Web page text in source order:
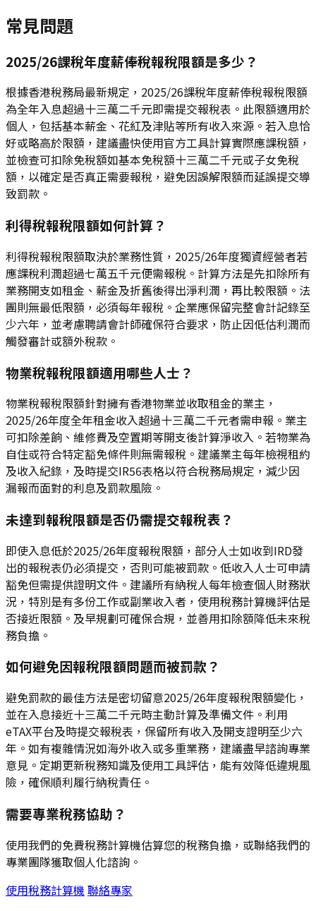
常見問題
2025/26課稅年度薪俸稅報稅限額是多少？
根據香港稅務局最新規定，2025/26課稅年度薪俸稅報稅限額
為全年入息超過十三萬二千元即需提交報稅表。此限額適用於
個人，包括基本薪金、花紅及津貼等所有收入來源。若入息恰
好或略高於限額，建議盡快使用官方工具計算實際應課稅額，
並檢查可扣除免稅額如基本免稅額十三萬二千元或子女免稅
額，以確定是否真正需要報稅，避免因誤解限額而延誤提交導
致罰款。
利得稅報稅限額如何計算？
利得稅報稅限額取決於業務性質，2025/26年度獨資經營者若
應課稅利潤超過七萬五千元便需報稅。計算方法是先扣除所有
業務開支如租金、薪金及折舊後得出淨利潤，再比較限額。法
團則無最低限額，必須每年報稅。企業應保留完整會計記錄至
少六年，並考慮聘請會計師確保符合要求，防止因低估利潤而
觸發審計或額外稅款。
物業稅報稅限額適用哪些人士？
物業稅報稅限額針對擁有香港物業並收取租金的業主，
2025/26年度全年租金收入超過十三萬二千元者需申報。業主
可扣除差餉、維修費及空置期等開支後計算淨收入。若物業為
自住或符合特定豁免條件則無需報稅。建議業主每年檢視租約
及收入紀錄，及時提交IR56表格以符合稅務局規定，減少因
漏報而面對的利息及罰款風險。
未達到報稅限額是否仍需提交報稅表？
即使入息低於2025/26年度報稅限額，部分人士如收到IRD發
出的報稅表仍必須提交，否則可能被罰款。低收入人士可申請
豁免但需提供證明文件。建議所有納稅人每年檢查個人財務狀
況，特別是有多份工作或副業收入者，使用稅務計算機評估是
否接近限額。及早規劃可確保合規，並善用扣除額降低未來稅
務負擔。
如何避免因報稅限額問題而被罰款？
避免罰款的最佳方法是密切留意2025/26年度報稅限額變化，
並在入息接近十三萬二千元時主動計算及準備文件。利用
eTAX平台及時提交報稅表，保留所有收入及開支證明至少六
年。如有複雜情況如海外收入或多重業務，建議盡早諮詢專業
意見。定期更新稅務知識及使用工具評估，能有效降低違規風
險，確保順利履行納稅責任。
需要專業稅務協助？
使用我們的免費稅務計算機估算您的稅務負擔，或聯絡我們的
專業團隊獲取個人化諮詢。
使用稅務計算機 聯絡專家